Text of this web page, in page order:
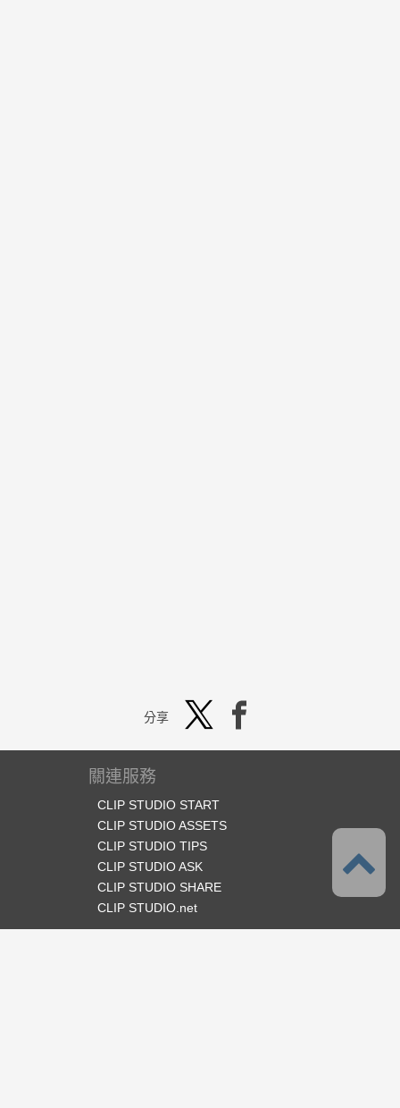
分享
關連服務
CLIP STUDIO START
CLIP STUDIO ASSETS
CLIP STUDIO TIPS
CLIP STUDIO ASK
CLIP STUDIO SHARE
CLIP STUDIO.net